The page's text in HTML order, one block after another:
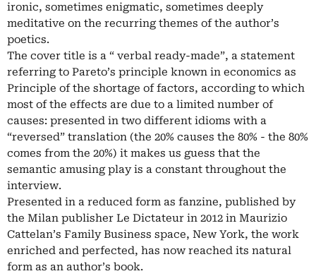
ironic, sometimes enigmatic, sometimes deeply
meditative on the recurring themes of the author’s
poetics.
The cover title is a “ verbal ready-made”, a statement
referring to Pareto’s principle known in economics as
Principle of the shortage of factors, according to which
most of the effects are due to a limited number of
causes: presented in two different idioms with a
“reversed” translation (the 20% causes the 80% - the 80%
comes from the 20%) it makes us guess that the
semantic amusing play is a constant throughout the
interview.
Presented in a reduced form as fanzine, published by
the Milan publisher Le Dictateur in 2012 in Maurizio
Cattelan’s Family Business space, New York, the work
enriched and perfected, has now reached its natural
form as an author’s book.